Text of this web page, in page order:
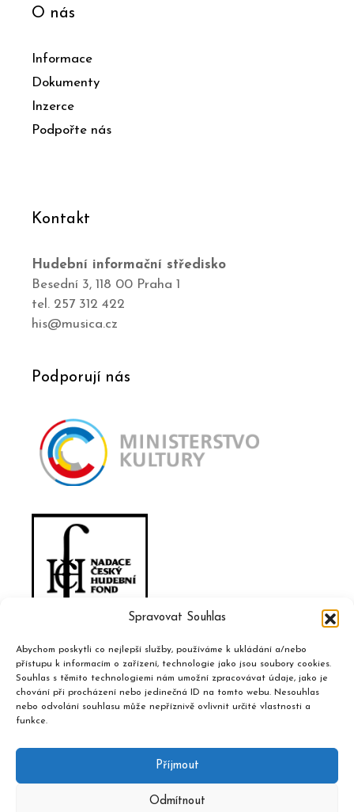
Spravovat Souhlas
Abychom poskytli co nejlepší služby, používáme k ukládání a/nebo
přístupu k informacím o zařízení, technologie jako jsou soubory cookies.
Souhlas s těmito technologiemi nám umožní zpracovávat údaje, jako je
chování při procházení nebo jedinečná ID na tomto webu. Nesouhlas
nebo odvolání souhlasu může nepříznivě ovlivnit určité vlastnosti a
funkce.
Příjmout
Odmítnout
O nás
Informace
Dokumenty
Inzerce
Podpořte nás
Kontakt
Hudební informační středisko
Besední 3, 118 00 Praha 1
tel. 257 312 422
his@musica.cz
Podporují nás